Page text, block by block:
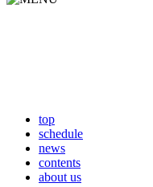
top
schedule
news
contents
about us